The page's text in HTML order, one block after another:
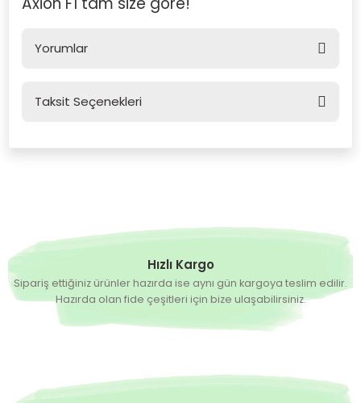
Yorumlar
Taksit Seçenekleri
Hızlı Kargo
Sipariş ettiğiniz ürünler hazırda ise aynı gün kargoya teslim edilir.
Hazırda olan fide çeşitleri için bize ulaşabilirsiniz.